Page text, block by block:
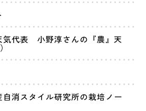
気代表 小野淳さんの『農』天
自消スタイル研究所の栽培ノー